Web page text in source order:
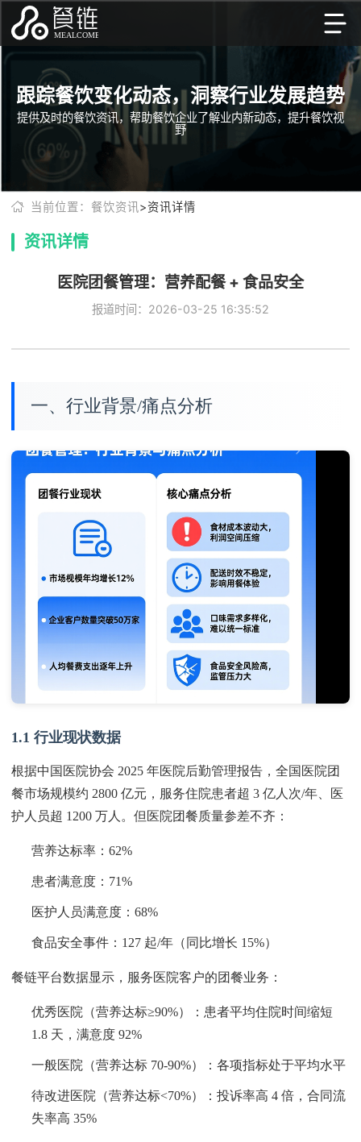
跟踪餐饮变化动态，洞察行业发展趋势
提供及时的餐饮资讯，帮助餐饮企业了解业内新动态，提升餐饮视
野
当前位置：餐饮资讯 >资讯详情
资讯详情
医院团餐管理：营养配餐 + 食品安全
报道时间：2026-03-25 16:35:52
一、行业背景/痛点分析
1.1 行业现状数据
根据中国医院协会 2025 年医院后勤管理报告，全国医院团
餐市场规模约 2800 亿元，服务住院患者超 3 亿人次/年、医
护人员超 1200 万人。但医院团餐质量参差不齐：
营养达标率：62%
患者满意度：71%
医护人员满意度：68%
食品安全事件：127 起/年（同比增长 15%）
餐链平台数据显示，服务医院客户的团餐业务：
优秀医院（营养达标≥90%）：患者平均住院时间缩短
1.8 天，满意度 92%
一般医院（营养达标 70-90%）：各项指标处于平均水平
待改进医院（营养达标<70%）：投诉率高 4 倍，合同流
失率高 35%